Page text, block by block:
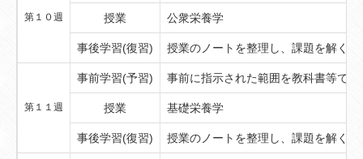
第１０週 授業 公衆栄養学
事後学習(復習) 授業のノートを整理し、課題を解く
第１１週
事前学習(予習) 事前に指示された範囲を教科書等で予
授業 基礎栄養学
事後学習(復習) 授業のノートを整理し、課題を解く